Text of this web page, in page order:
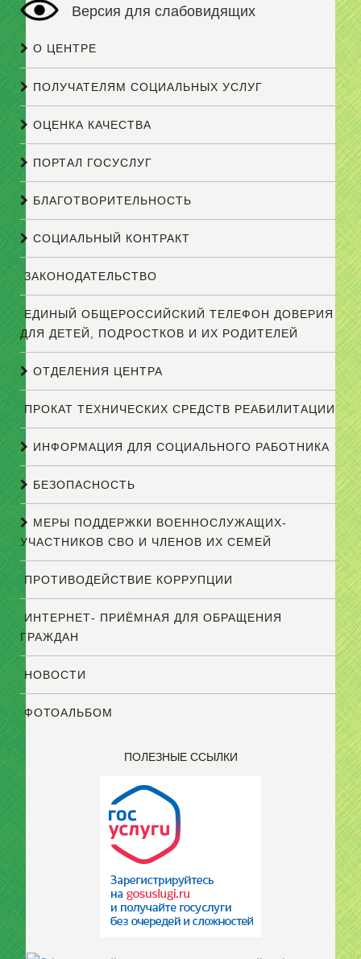
Версия для слабовидящих
О ЦЕНТРЕ
ПОЛУЧАТЕЛЯМ СОЦИАЛЬНЫХ УСЛУГ
ОЦЕНКА КАЧЕСТВА
ПОРТАЛ ГОСУСЛУГ
БЛАГОТВОРИТЕЛЬНОСТЬ
СОЦИАЛЬНЫЙ КОНТРАКТ
ЗАКОНОДАТЕЛЬСТВО
ЕДИНЫЙ ОБЩЕРОССИЙСКИЙ ТЕЛЕФОН ДОВЕРИЯ
ДЛЯ ДЕТЕЙ, ПОДРОСТКОВ И ИХ РОДИТЕЛЕЙ
ОТДЕЛЕНИЯ ЦЕНТРА
ПРОКАТ ТЕХНИЧЕСКИХ СРЕДСТВ РЕАБИЛИТАЦИИ
ИНФОРМАЦИЯ ДЛЯ СОЦИАЛЬНОГО РАБОТНИКА
БЕЗОПАСНОСТЬ
МЕРЫ ПОДДЕРЖКИ ВОЕННОСЛУЖАЩИХ-
УЧАСТНИКОВ СВО И ЧЛЕНОВ ИХ СЕМЕЙ
ПРОТИВОДЕЙСТВИЕ КОРРУПЦИИ
ИНТЕРНЕТ- ПРИЁМНАЯ ДЛЯ ОБРАЩЕНИЯ
ГРАЖДАН
НОВОСТИ
ФОТОАЛЬБОМ
ПОЛЕЗНЫЕ ССЫЛКИ